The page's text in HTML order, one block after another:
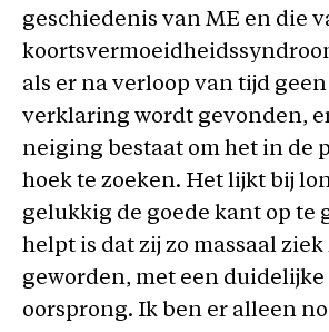
geschiedenis van ME en die
als er na verloop van tijd
verklaring wordt gevonden,
neiging bestaat om het in de
hoek te zoeken. Het lijkt bij
gelukkig de goede kant op te
helpt is dat zij zo massaal ziek
geworden, met een
oorsprong. Ik ben er alleen